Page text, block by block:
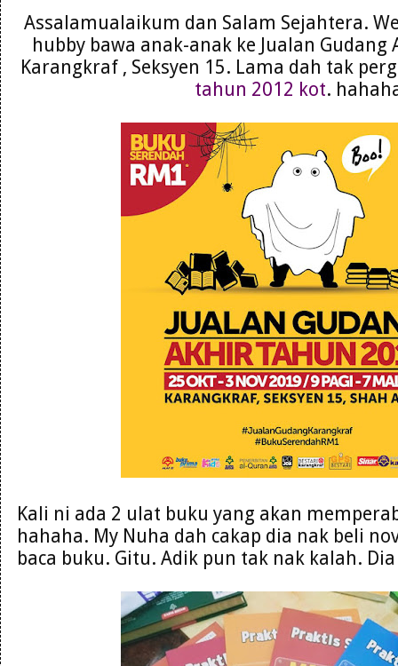
Assalamualaikum dan Salam Sejahtera.
hubby bawa anak-anak ke Jualan Gudang
Karangkraf , Seksyen 15. Lama dah tak
tahun 2012 kot.
Kali ni ada 2 ulat buku yang akan
hahaha. My Nuha dah cakap dia nak beli
baca buku. Gitu. Adik pun tak nak kalah.